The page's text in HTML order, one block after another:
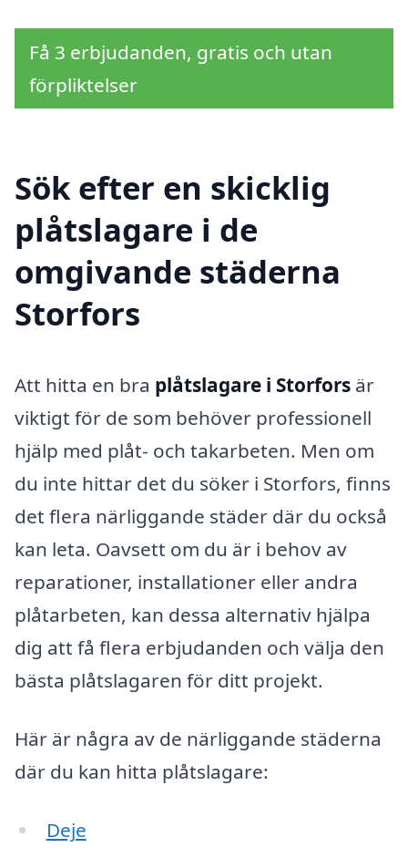
Få 3 erbjudanden, gratis och utan
förpliktelser
Sök efter en skicklig
plåtslagare i de
omgivande städerna
Storfors
Att hitta en bra plåtslagare i Storfors är
viktigt för de som behöver professionell
hjälp med plåt- och takarbeten. Men om
du inte hittar det du söker i Storfors, finns
det flera närliggande städer där du också
kan leta. Oavsett om du är i behov av
reparationer, installationer eller andra
plåtarbeten, kan dessa alternativ hjälpa
dig att få flera erbjudanden och välja den
bästa plåtslagaren för ditt projekt.
Här är några av de närliggande städerna
där du kan hitta plåtslagare:
Deje